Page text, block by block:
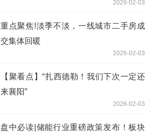
2026-02-03
重点聚焦!淡季不淡，一线城市二手房成
交集体回暖
2026-02-03
【聚看点】“扎西德勒！我们下次一定还
来襄阳”
2026-02-03
盘中必读|储能行业重磅政策发布！板块